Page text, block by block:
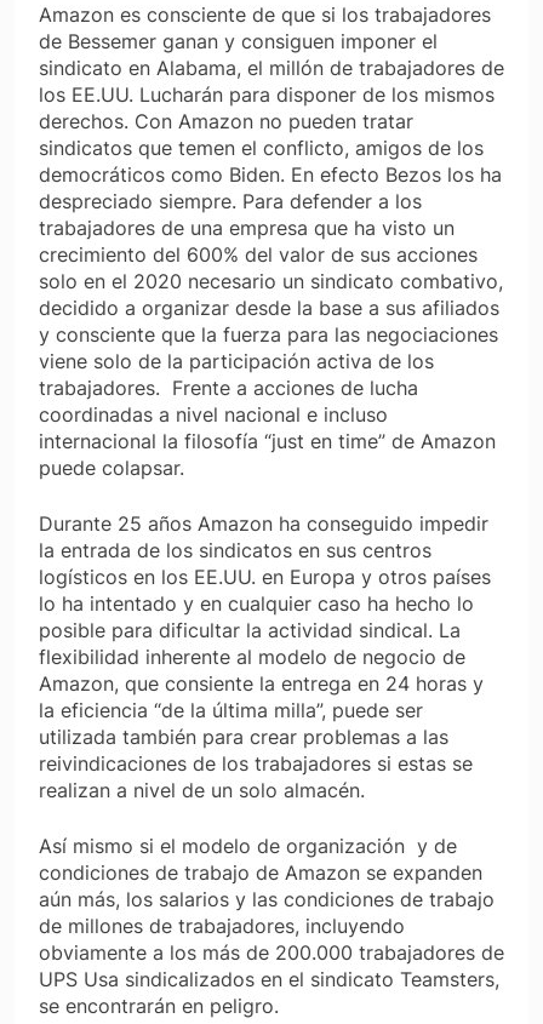
Amazon es consciente de que si los trabajadores
de Bessemer ganan y consiguen imponer el
sindicato en Alabama, el millón de trabajadores de
los EE.UU. Lucharán para disponer de los mismos
derechos. Con Amazon no pueden tratar
sindicatos que temen el conflicto, amigos de los
democráticos como Biden. En efecto Bezos los ha
despreciado siempre. Para defender a los
trabajadores de una empresa que ha visto un
crecimiento del 600% del valor de sus acciones
solo en el 2020 necesario un sindicato combativo,
decidido a organizar desde la base a sus afiliados
y consciente que la fuerza para las negociaciones
viene solo de la participación activa de los
trabajadores. Frente a acciones de lucha
coordinadas a nivel nacional e incluso
internacional la filosofía “just en time” de Amazon
puede colapsar.
Durante 25 años Amazon ha conseguido impedir
la entrada de los sindicatos en sus centros
logísticos en los EE.UU. en Europa y otros países
lo ha intentado y en cualquier caso ha hecho lo
posible para dificultar la actividad sindical. La
flexibilidad inherente al modelo de negocio de
Amazon, que consiente la entrega en 24 horas y
la eficiencia “de la última milla”, puede ser
utilizada también para crear problemas a las
reivindicaciones de los trabajadores si estas se
realizan a nivel de un solo almacén.
Así mismo si el modelo de organización y de
condiciones de trabajo de Amazon se expanden
aún más, los salarios y las condiciones de trabajo
de millones de trabajadores, incluyendo
obviamente a los más de 200.000 trabajadores de
UPS Usa sindicalizados en el sindicato Teamsters,
se encontrarán en peligro.